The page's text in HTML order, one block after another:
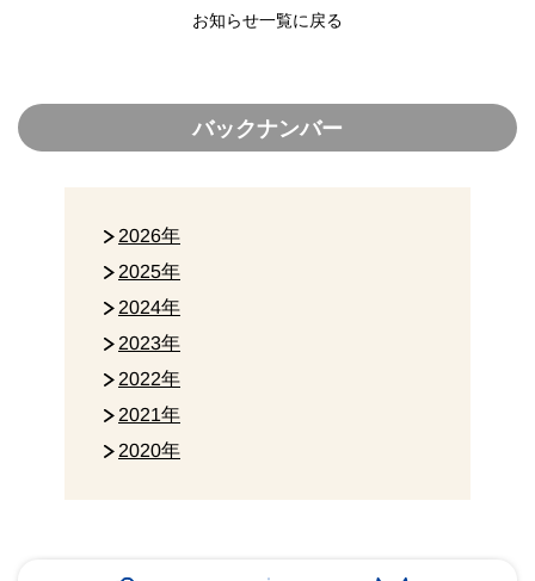
お知らせ一覧に戻る
バックナンバー
2026年
2025年
2024年
2023年
2022年
2021年
2020年